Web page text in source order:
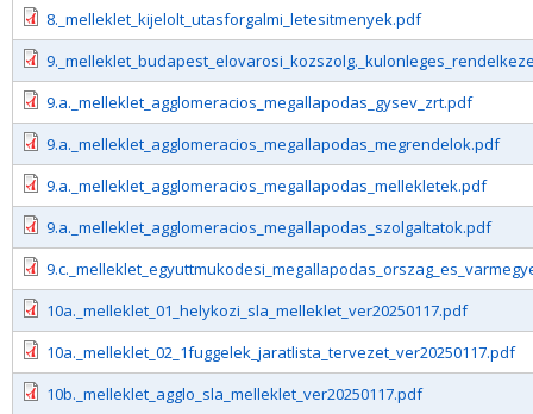
8._melleklet_kijelolt_utasforgalmi_letesitmenyek.pdf
9.a._melleklet_agglomeracios_megallapodas_gysev_zrt.pdf
9.a._melleklet_agglomeracios_megallapodas_megrendelok.pdf
9.a._melleklet_agglomeracios_megallapodas_mellekletek.pdf
9.a._melleklet_agglomeracios_megallapodas_szolgaltatok.pdf
10a._melleklet_01_helykozi_sla_melleklet_ver20250117.pdf
10a._melleklet_02_1fuggelek_jaratlista_tervezet_ver20250117.pdf
10b._melleklet_agglo_sla_melleklet_ver20250117.pdf